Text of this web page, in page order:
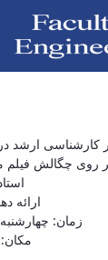
-
کارشناسی ارشد
روی چگالش
ارائه
زمان: چهارشنبه 20/4/1397 ساعت 10
مکان: